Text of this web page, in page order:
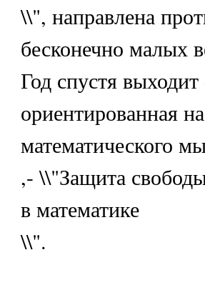
\\", направлена
бесконечно малых
Год спустя
ориентированная
математического
,- \\"Защита
в математике
\\".